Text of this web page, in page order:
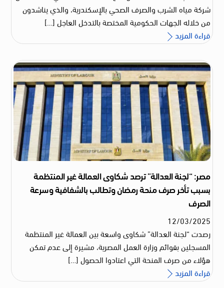
شركة مياه الشرب والصرف الصحي بالإسكندرية، والذي يناشدون
من خلاله الجهات الحكومية المختصة بالتدخل العاجل […]
قراءة المزيد
مصر: “لجنة العدالة” ترصد شكاوى العمالة غير المنتظمة
بسبب تأخر صرف منحة رمضان وتطالب بالشفافية وسرعة
الصرف
12/03/2025
رصدت “لجنة العدالة” شكاوى واسعة بين العمالة غير المنتظمة
المسجلين بقوائم وزارة العمل المصرية، مشيرة إلى عدم تمكن
هؤلاء من صرف المنحة التي اعتادوا الحصول […]
قراءة المزيد